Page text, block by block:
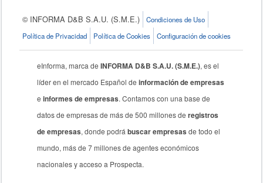
© INFORMA D&B S.A.U. (S.M.E.)
Condiciones de Uso
Política de Privacidad
Política de Cookies Configuración de cookies
eInforma, marca deINFORMA D&B S.A.U. (S.M.E.), es el
líder en el mercado Español deinformación de empresas
einformes de empresas. Contamos con una base de
datos de empresas de más de 500 millones deregistros
de empresas, donde podrábuscar empresas de todo el
mundo, más de 7 millones de agentes económicos
nacionales y acceso a Prospecta.